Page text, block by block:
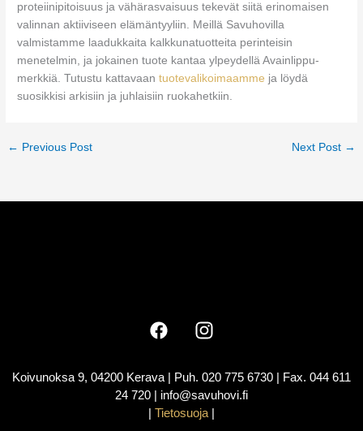
proteiinipitoisuus ja vähärasvaisuus tekevät siitä erinomaisen
valinnan aktiiviseen elämäntyyliin. Meillä Savuhovilla
valmistamme laadukkaita kalkkunatuotteita perinteisin
menetelmin, ja jokainen tuote kantaa ylpeydellä Avainlippu-
merkkiä. Tutustu kattavaantuotevalikoimaamme ja löydä
suosikkisi arkisiin ja juhlaisiin ruokahetkiin.
← Previous Post Next Post →
Koivunoksa 9, 04200 Kerava | Puh. 020 775 6730 | Fax. 044 611
24 720 | info@savuhovi.fi
| Tietosuoja |